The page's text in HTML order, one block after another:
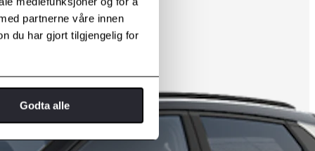
partnerne våre innen
du har gjort tilgjengelig for
Godta alle